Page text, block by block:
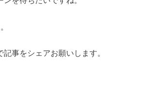
事をシェアお願いします。